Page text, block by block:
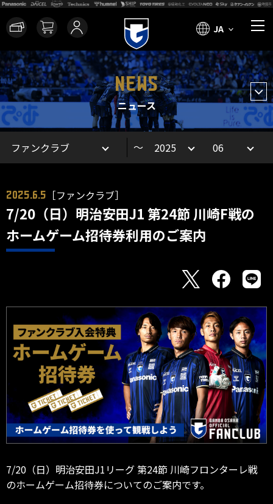
JA
NEWS
ニュース
～
2025.6.5 ［ファンクラブ］
7/20（日）明治安田J1 第24節 川崎F戦の
ホームゲーム招待券利用のご案内
7/20（日）明治安田J1リーグ 第24節 川崎フロンターレ戦
のホームゲーム招待券についてのご案内です。